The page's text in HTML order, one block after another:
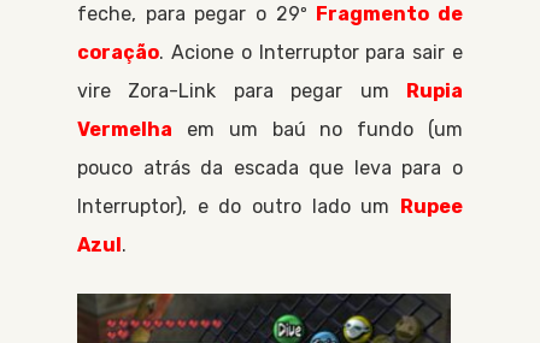
feche, para pegar o 29º Fragmento de
coração. Acione o Interruptorpara sair e
vire Zora-Link para pegar um Rupia
Vermelha em um baú no fundo (um
pouco atrás da escada que leva para o
Interruptor), e do outro lado um Rupee
Azul.